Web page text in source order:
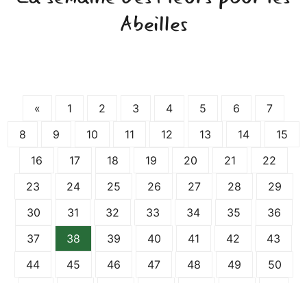
Abeilles
« 1 2 3 4 5 6
7
8
9 10 11 12 13 14
15
16
17 18 19 20 21
22
23
24 25 26 27 28
29
30
31 32 33 34 35
36
37
38 39 40 41 42
43
44
45 46 47 48 49
50